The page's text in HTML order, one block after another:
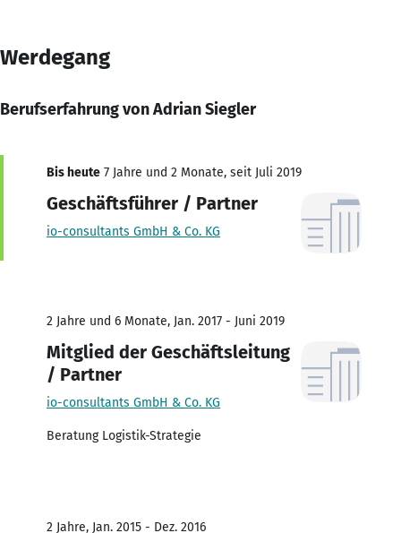
Werdegang
Berufserfahrung von Adrian Siegler
Bis heute 7 Jahre und 2 Monate, seit Juli 2019
Geschäftsführer / Partner
io-consultants GmbH & Co. KG
2 Jahre und 6 Monate, Jan. 2017 - Juni 2019
Mitglied der Geschäftsleitung
/ Partner
io-consultants GmbH & Co. KG
Beratung Logistik-Strategie
2 Jahre, Jan. 2015 - Dez. 2016